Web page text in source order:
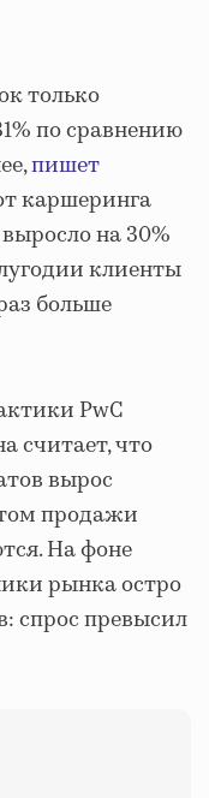
только
по сравнению
пишет
каршеринга
на 30%
клиенты
больше
PwC
считает, что
вырос
продажи
На фоне
рынка остро
спрос превысил